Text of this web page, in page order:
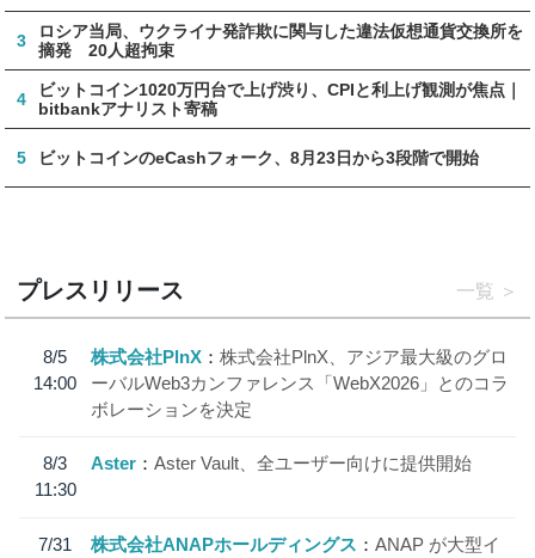
3
ロシア当局、ウクライナ発詐欺に関与した違法仮想通貨交換所を
摘発 20人超拘束
4
ビットコイン1020万円台で上げ渋り、CPIと利上げ観測が焦点｜
bitbankアナリスト寄稿
5 ビットコインのeCashフォーク、8月23日から3段階で開始
プレスリリース 一覧
8/5
14:00
株式会社PlnX
株式会社PlnX、アジア最大級のグロ
ーバルWeb3カンファレンス「WebX2026」とのコラ
ボレーションを決定
8/3
11:30
Aster Aster Vault、全ユーザー向けに提供開始
7/31
株式会社ANAPホールディングス
ANAP が大型イ